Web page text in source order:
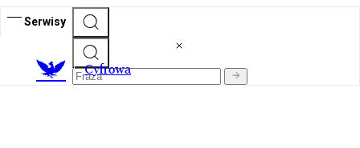
Serwisy
Cyfrowa